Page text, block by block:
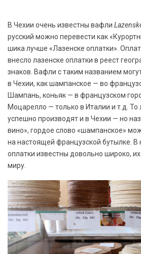
В Чехии очень известны вафли
русский можно перевести как
шика лучше «Лазенске оплатки».
внесло лазенске оплатки в реест
знаков. Вафли с таким названием
в Чехии, как шампанское — во
Шампань, коньяк — в французском
Моцарелло — только в Италии и т.д.
успешно производят и в Чехии — но
вино», гордое слово «шампанское»
на настоящей французской бутылке.
оплатки известны довольно широко,
миру.